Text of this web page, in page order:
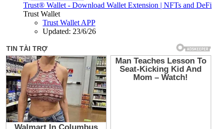
Trust® Wallet - Download Wallet Extension | NFTs and DeFi
Trust Wallet
Trust Wallet APP
Updated: 23/6/26